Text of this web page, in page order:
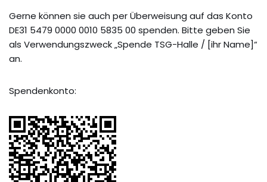
Gerne können sie auch per Überweisung auf das Konto
DE31 5479 0000 0010 5835 00 spenden. Bitte geben Sie
als Verwendungszweck „Spende TSG-Halle / [ihr Name]“
an.
Spendenkonto: